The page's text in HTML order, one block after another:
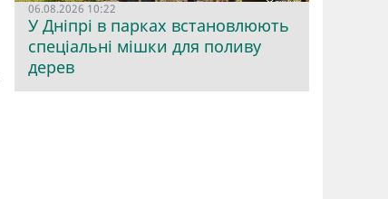
06.08.2026 10:22
У Дніпрі в парках встановлюють
спеціальні мішки для поливу
дерев